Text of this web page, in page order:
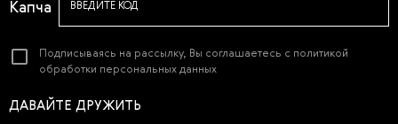
ВВЕДИТЕ КОД
Подписываясь на рассылку, Вы соглашаетесь с политикой
обработки персональных данных
ДАВАЙТЕ ДРУЖИТЬ